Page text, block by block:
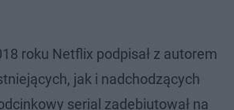
roku Netflix podpisał z autorem
jak i nadchodzących
serial zadebiutował na